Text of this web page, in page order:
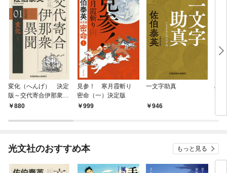
変化（へんげ） 決定
版～交代寄合伊那衆異
聞（1）～
880
見参！ 寒月霞斬り
密命（一）決定版
999
一文字助真
946
め
光文社のおすすめ本 もっと見る